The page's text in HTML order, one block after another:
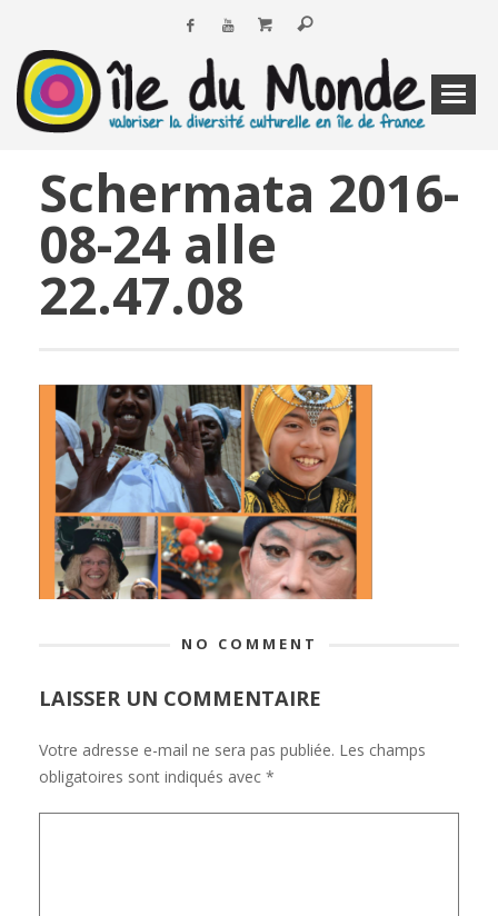
Schermata 2016-
08-24 alle
22.47.08
NO COMMENT
LAISSER UN COMMENTAIRE
Votre adresse e-mail ne sera pas publiée. Les champs
obligatoires sont indiqués avec *